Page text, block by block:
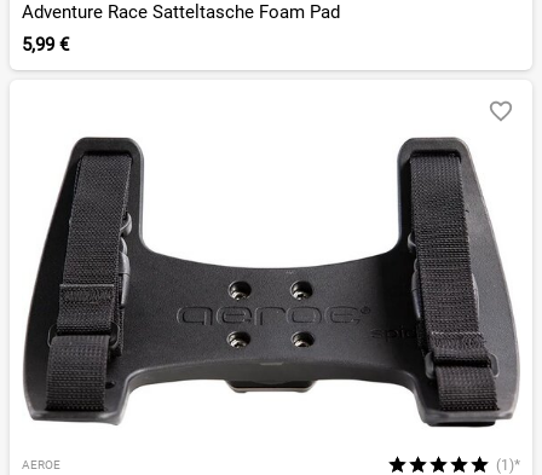
Adventure Race Satteltasche Foam Pad
5,99 €
AEROE (1)*